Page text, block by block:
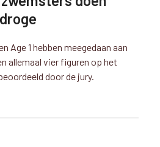
Age 1 hebben meegedaan aan
allemaal vier figuren op het
door de jury.